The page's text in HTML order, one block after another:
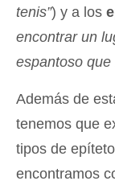
tenis”) y a los
encontrar un
espantoso que
Además de
tenemos que
tipos de
encontramos